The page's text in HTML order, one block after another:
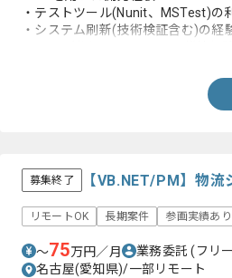
・テストツール(Nunit、MSTest)の
・システム刷新(技術検証含む)の経
募集終了 【VB.NET/PM】物
リモートOK 長期案件 参画実績あり
〜75万円／月 業務委託(フリ
名古屋(愛知県)/一部リモート